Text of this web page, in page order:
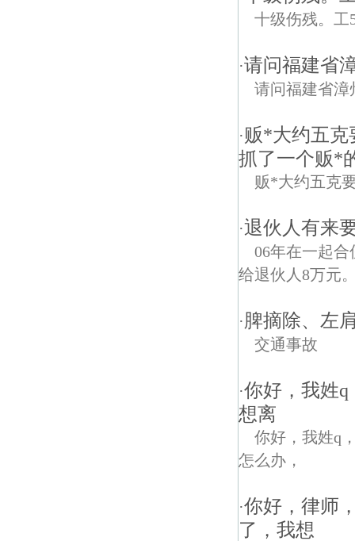
十级伤残。工
·请问福建省
请问福建省漳
·贩*大约五克
抓了一个贩*
贩*大约五克
·退伙人有来
06年在一起
给退伙人8万元
·脾摘除、左
交通事故
·你好，我姓
想离
你好，我姓q
怎么办，
·你好，律师
了，我想